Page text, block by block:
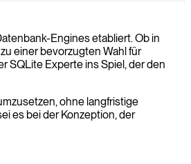
Anwendungen sind, bei denen
Engines etabliert. Ob in
einer bevorzugten Wahl für
SQLite Experte ins Spiel, der den
ohne langfristige
es bei der Konzeption, der